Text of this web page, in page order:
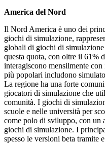
America del Nord
Il Nord America è uno dei
giochi di simulazione,
globali di giochi di
questa quota, con oltre il 61%
interagiscono mensilmente
più popolari includono
La regione ha una forte
giocatori di simulazione che
comunità. I giochi di
scuole e nelle università per
come polo di sviluppo, con un
giochi di simulazione. I
spesso le versioni beta tramite